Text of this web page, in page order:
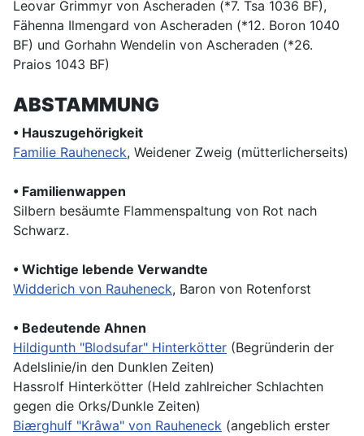
Leovar Grimmyr von Ascheraden (*7. Tsa 1036 BF),
Fähenna Ilmengard von Ascheraden (*12. Boron 1040
BF) und Gorhahn Wendelin von Ascheraden (*26.
Praios 1043 BF)
ABSTAMMUNG
• Hauszugehörigkeit
Familie Rauheneck, Weidener Zweig (mütterlicherseits)
• Familienwappen
Silbern besäumte Flammenspaltung von Rot nach
Schwarz.
• Wichtige lebende Verwandte
Widderich von Rauheneck, Baron von Rotenforst
• Bedeutende Ahnen
Hildigunth "Blodsufar" Hinterkötter (Begründerin der
Adelslinie/in den Dunklen Zeiten)
Hassrolf Hinterkötter (Held zahlreicher Schlachten
gegen die Orks/Dunkle Zeiten)
Biærghulf "Krâwa" von Rauheneck (angeblich erster